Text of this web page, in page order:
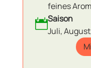
feines
Saison
Juli,